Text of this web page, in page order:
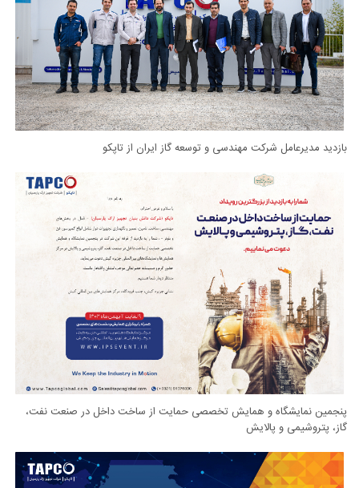
بازدید مدیرعامل شرکت مهندسی و‌ توسعه گاز ایران از تاپکو
پنجمین نمایشگاه و همایش تخصصی حمایت از ساخت داخل در صنعت نفت،
گاز، پتروشیمی و پالایش